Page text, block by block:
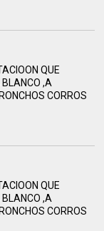
QUE
BLANCO ,A
CORROS
QUE
BLANCO ,A
CORROS